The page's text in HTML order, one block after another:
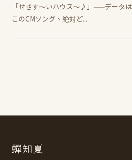
「せきす～いハウス～♪」——データ
このCMソング、絶対ど...
蟬知夏